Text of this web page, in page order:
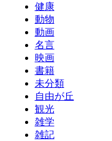
健康
動物
動画
名言
映画
書籍
未分類
自由が丘
観光
雑学
雑記